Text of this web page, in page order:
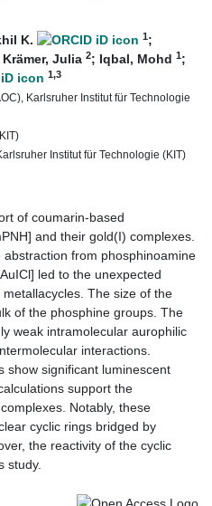
K. 1;
Krämer, Julia 2; Iqbal, Mohd 1;
1,3
Karlsruher Institut für Technologie
Institut für Technologie (KIT)
of coumarin-based
and their gold(I) complexes.
from phosphinoamine
led to the unexpected
The size of the
of the phosphine groups. The
weak intramolecular aurophilic
interactions.
show significant luminescent
support the
Notably, these
cyclic rings bridged by
the reactivity of the cyclic
study.